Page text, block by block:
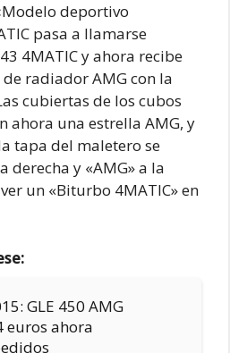
Modelo deportivo
pasa a llamarse
4MATIC y ahora recibe
radiador AMG con la
cubiertas de los cubos
ahora una estrella AMG, y
tapa del maletero se
derecha y «AMG» a la
un «Biturbo 4MATIC» en
GLE 450 AMG
euros ahora